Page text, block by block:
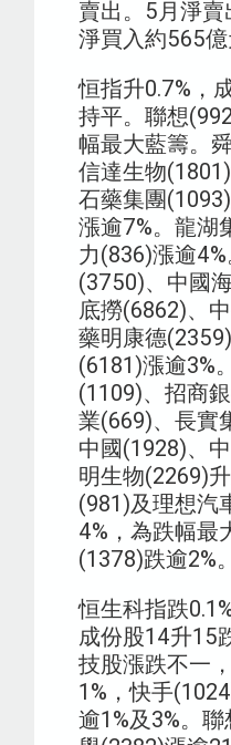
賣出。5月淨賣
淨買入約565億
恒指升0.7%，
持平。聯想
幅最大藍籌。
信達生物(1801)
石藥集團
漲逾7%。龍湖
力(836)漲逾
(3750)、中國
底撈(6862)、
藥明康德
(6181)漲逾3%
(1109)、招商
業(669)、長實
中國(1928)、
明生物(2269)
(981)及理想汽
4%，為跌幅最
(1378)跌逾2%。
恒生科指跌
成份股14升15
技股漲跌不一
1%，快手
逾1%及3%。